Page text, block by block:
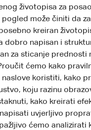
životopisa za
pogled može činiti da
kreiran
dobro napisan i
za sticanje prednosti
ćemo kako
koristiti, kako
koju razinu
kako kreirati
uvjerljivo
ćemo analizirati